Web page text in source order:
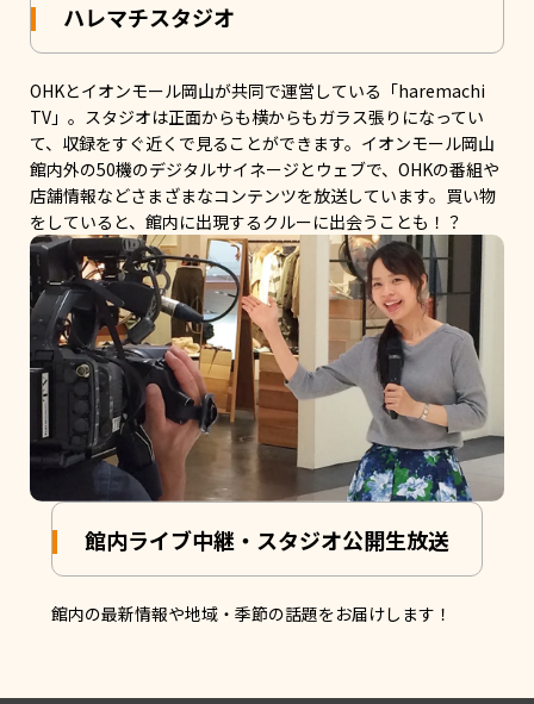
ハレマチスタジオ
OHKとイオンモール岡山が共同で運営している「haremachi
TV」。スタジオは正面からも横からもガラス張りになってい
て、収録をすぐ近くで見ることができます。イオンモール岡山
館内外の50機のデジタルサイネージとウェブで、OHKの番組や
店舗情報などさまざまなコンテンツを放送しています。買い物
をしていると、館内に出現するクルーに出会うことも！？
館内ライブ中継・スタジオ公開生放送
館内の最新情報や地域・季節の話題をお届けします！